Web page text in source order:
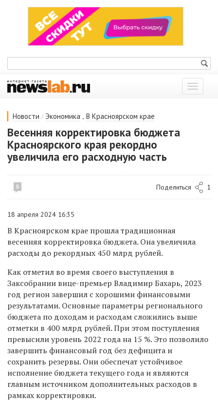
Показать
меню
Новости / Экономика , В Красноярском крае
Весенняя корректировка бюджета
Красноярского края рекордно
увеличила его расходную часть
5 Поделиться 1
18 апреля 2024 16:35
В Красноярском крае прошла традиционная
весенняя корректировка бюджета. Она увеличила
расходы до рекордных 450 млрд рублей.
Как отметил во время своего выступления в
Заксобрании вице-премьер Владимир Бахарь, 2023
год регион завершил с хорошими финансовыми
результатами. Основные параметры регионального
бюджета по доходам и расходам сложились выше
отметки в 400 млрд рублей. При этом поступления
превысили уровень 2022 года на 15 %. Это позволило
завершить финансовый год без дефицита и
сохранить резервы. Они обеспечат устойчивое
исполнение бюджета текущего года и являются
главным источником дополнительных расходов в
рамках корректировки.